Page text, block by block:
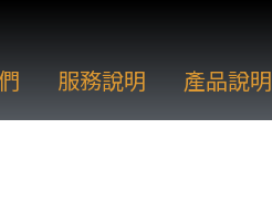
服務說明 產品說明